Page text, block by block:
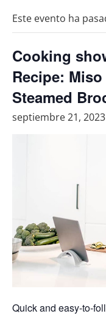
Este evento ha
Cooking
Recipe:
Steamed
septiembre 21,
Quick and easy-to-